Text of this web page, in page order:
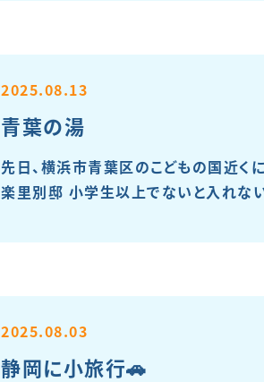
2025.08.13
青葉の湯
先日、横浜市青葉区のこどもの国近
楽里別邸 小学生以上でないと入れな
2025.08.03
静岡に小旅行🚗